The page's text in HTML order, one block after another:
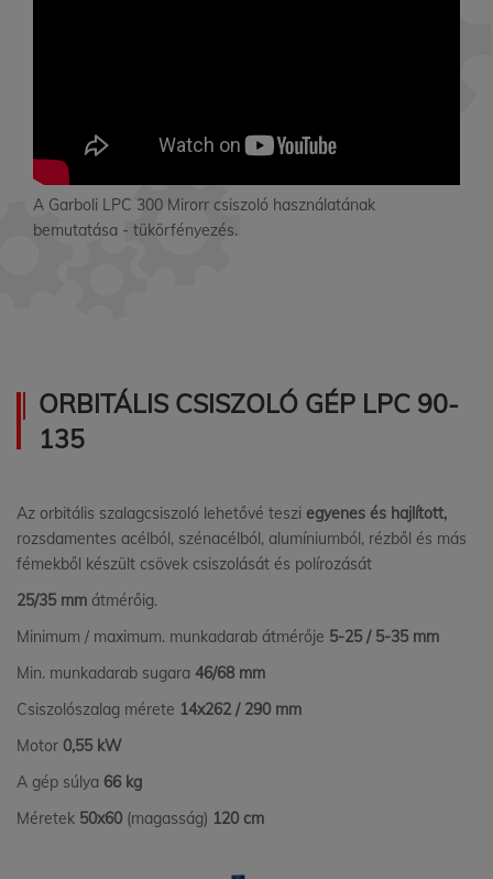
A Garboli LPC 300 Mirorr csiszoló használatának
bemutatása - tükörfényezés.
ORBITÁLIS CSISZOLÓ GÉP LPC 90-
135
Az orbitális szalagcsiszoló lehetővé teszi egyenes és hajlított,
rozsdamentes acélból, szénacélból, alumíniumból, rézből és más
fémekből készült csövek csiszolását és polírozását
25/35 mm átmérőig.
Minimum / maximum. munkadarab átmérője 5-25 / 5-35 mm
Min. munkadarab sugara 46/68 mm
Csiszolószalag mérete 14x262 / 290 mm
Motor 0,55 kW
A gép súlya 66 kg
Méretek 50x60 (magasság) 120 cm